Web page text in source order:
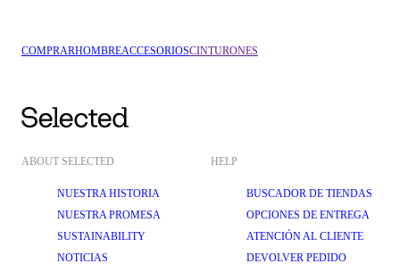
COMPRARHOMBREACCESORIOSCINTURONES
ABOUT SELECTED
NUESTRA HISTORIA
NUESTRA PROMESA
SUSTAINABILITY
NOTICIAS
HELP
BUSCADOR DE TIENDAS
OPCIONES DE ENTREGA
ATENCIÓN AL CLIENTE
DEVOLVER PEDIDO